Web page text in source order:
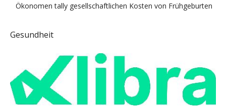
Ökonomen tally gesellschaftlichen Kosten von Frühgeburten
Gesundheit